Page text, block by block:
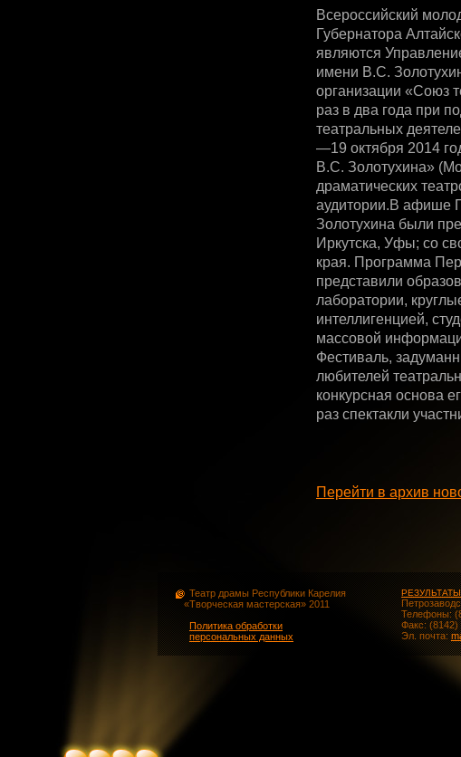
Всероссийский
Губернатора
являются
имени В.С.
организации «Союз
раз в два года при
театральных
—19 октября 2014
В.С. Золотухина»
драматических
аудитории.В афише
Золотухина были
Иркутска, Уфы; со
края. Программа
представили
лаборатории,
интеллигенцией,
массовой
Фестиваль,
любителей
конкурсная основа
раз спектакли
Перейти в архив
Театр драмы Республики Карелия
«Творческая мастерская» 2011
Политика обработки
персональных данных
Телефоны:
Факс: (8142)
Эл. почта: